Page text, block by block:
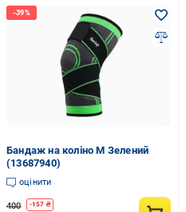
Бандаж на коліно М Зелений
(13687940)
оцінити
400 -157 ₴